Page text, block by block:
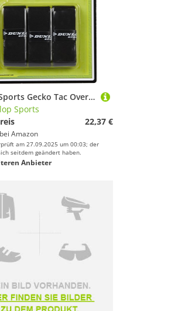
Dunlop Sports Gecko Tac Overgrip 3-Pack (Black)
Sports
22,37 €
Amazon
am 27.09.2025 um 00:03; der
seitdem geändert haben.
Anbieter